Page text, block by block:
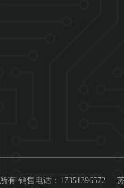
所有 销售电话：17351396572